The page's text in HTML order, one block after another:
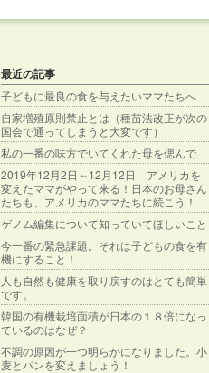
最近の記事
子どもに最良の食を与えたいママたちへ
自家増殖原則禁止とは（種苗法改正が次の
国会で通ってしまうと大変です）
私の一番の味方でいてくれた母を偲んで
2019年12月2日～12月12日 アメリカを
変えたママがやって来る！日本のお母さん
たちも、アメリカのママたちに続こう！
ゲノム編集について知っていてほしいこと
今一番の緊急課題。それは子どもの食を有
機にすること！
人も自然も健康を取り戻すのはとても簡単
です。
韓国の有機栽培面積が日本の１８倍になっ
ているのはなぜ？
不調の原因が一つ明らかになりました。小
麦とパンを変えましょう！